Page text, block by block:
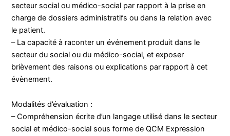
secteur social ou médico-social par rapport à la prise en
charge de dossiers administratifs ou dans la relation avec
le patient.
– La capacité à raconter un événement produit dans le
secteur du social ou du médico-social, et exposer
brièvement des raisons ou explications par rapport à cet
évènement.
Modalités d’évaluation :
– Compréhension écrite d’un langage utilisé dans le secteur
social et médico-social sous forme de QCM Expression